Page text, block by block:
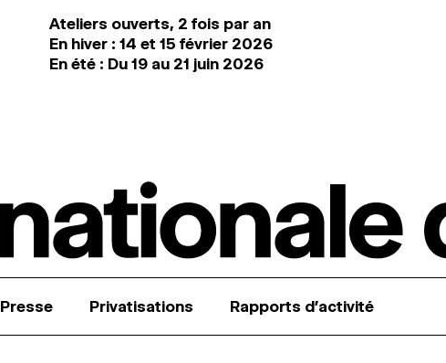
Ateliers ouverts, 2 fois par an
En hiver : 14 et 15 février 2026
En été : Du 19 au 21 juin 2026
Presse Privatisations Rapports d’activité